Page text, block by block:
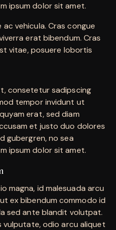
ipsum dolor sit amet.
vehicula. Cras congue
erat bibendum. Cras
vitae, posuere lobortis
consetetur sadipscing
tempor invidunt ut
erat, sed diam
et justo duo dolores
gubergren, no sea
ipsum dolor sit amet.
magna, id malesuada arcu
ex bibendum commodo id
sed ante blandit volutpat.
vulputate, odio arcu aliquet